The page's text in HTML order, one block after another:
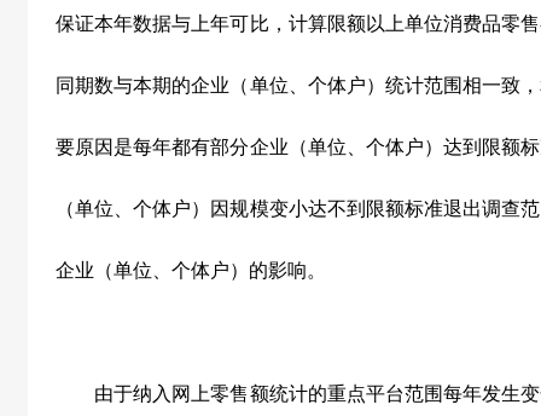
保证本年数据与上年可比，计算限额以上单位消费品零
同期数与本期的企业（单位、个体户）统计范围相一致
要原因是每年都有部分企业（单位、个体户）达到限额
（单位、个体户）因规模变小达不到限额标准退出调查
企业（单位、个体户）的影响。
由于纳入网上零售额统计的重点平台范围每年发生变